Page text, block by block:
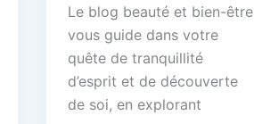
Le blog beauté et bien-être
vous guide dans votre
quête de tranquillité
d’esprit et de découverte
de soi, en explorant